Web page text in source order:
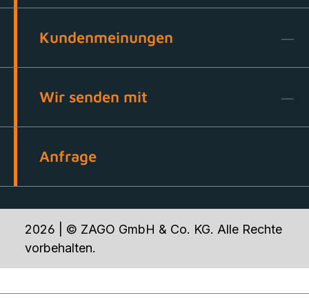
Kundenmeinungen
Wir senden mit
Anfrage
2026 | © ZAGO GmbH & Co. KG. Alle Rechte
vorbehalten.